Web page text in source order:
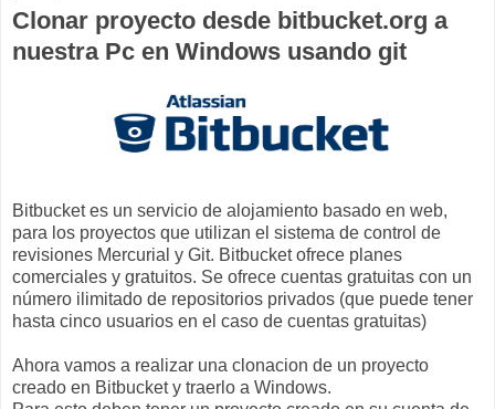
Clonar proyecto desde bitbucket.org a
nuestra Pc en Windows usando git
Bitbucket es un servicio de alojamiento basado en web,
para los proyectos que utilizan el sistema de control de
revisiones Mercurial y Git. Bitbucket ofrece planes
comerciales y gratuitos. Se ofrece cuentas gratuitas con un
número ilimitado de repositorios privados (que puede tener
hasta cinco usuarios en el caso de cuentas gratuitas)
Ahora vamos a realizar una clonacion de un proyecto
creado en Bitbucket y traerlo a Windows.